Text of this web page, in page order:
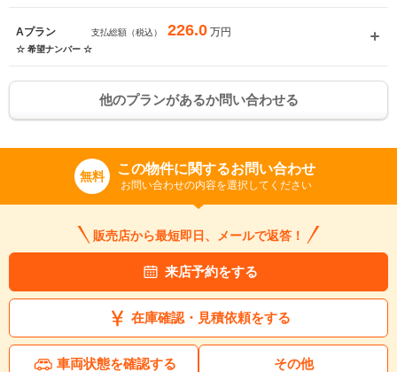
Aプラン 支払総額（税込） 226.0 万円
☆ 希望ナンバー ☆
他のプランがあるか問い合わせる
無料 この物件に関するお問い合わせ
お問い合わせの内容を選択してください
販売店から最短即日、メールで返答！
来店予約をする
在庫確認・見積依頼をする
車両状態を確認する その他